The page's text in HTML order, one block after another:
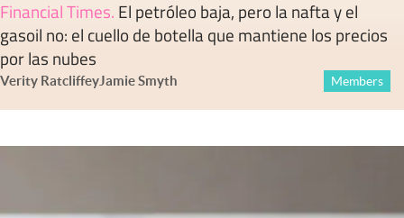
Financial Times. El petróleo baja, pero la nafta y el
gasoil no: el cuello de botella que mantiene los precios
por las nubes
Verity RatcliffeyJamie Smyth Members